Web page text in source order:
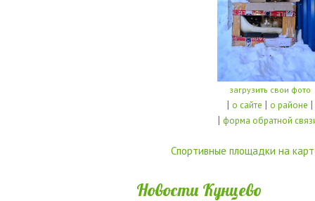
загрузить свои фото
| о сайте | о районе |
| форма обратной
Спортивные площадки на
Новости Кунцево